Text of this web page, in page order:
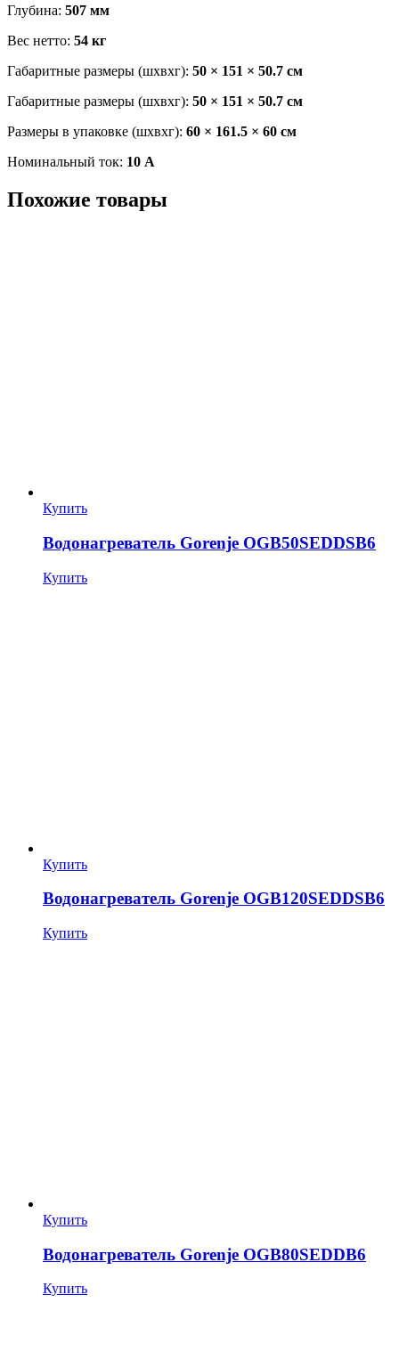
Глубина: 507 мм
Вес нетто: 54 кг
Габаритные размеры (шхвхг): 50 × 151 × 50.7 см
Габаритные размеры (шхвхг): 50 × 151 × 50.7 см
Размеры в упаковке (шхвхг): 60 × 161.5 × 60 см
Номинальный ток: 10 А
Похожие товары
Купить
Водонагреватель Gorenje OGB50SEDDSB6
Купить
Купить
Водонагреватель Gorenje OGB120SEDDSB6
Купить
Купить
Водонагреватель Gorenje OGB80SEDDB6
Купить